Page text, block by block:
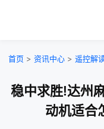
首页 > 资讯中心 > 遥控解
稳中求胜!达州
动机适合